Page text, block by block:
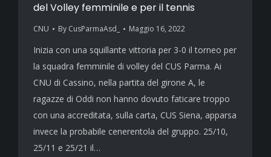
del Volley femminile e per il tennis
CNU By CusParmaAsd_ Maggio 16, 2022
Inizia con una squillante vittoria per 3-0 il torneo per
la squadra femminile di volley del CUS Parma. Ai
CNU di Cassino, nella partita del girone A, le
ragazze di Oddi non hanno dovuto faticare troppo
con una accreditata, sulla carta, CUS Siena, apparsa
invece la probabile cenerentola del gruppo. 25/10,
25/11 e 25/21 il…